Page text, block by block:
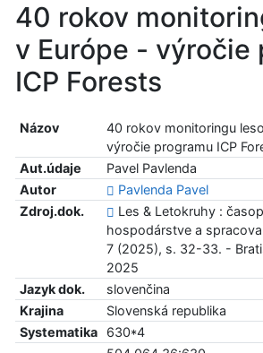
40 rokov
v Európe - výročie
ICP Forests
Názov
40 rokov monitoringu
výročie programu ICP
Aut.údaje
Pavel Pavlenda
Autor
Pavlenda Pavel
Zdroj.dok.
Les & Letokruhy :
hospodárstve a
7 (2025), s. 32-33. -
2025
Jazyk dok.
slovenčina
Krajina
Slovenská republika
Systematika
630*4